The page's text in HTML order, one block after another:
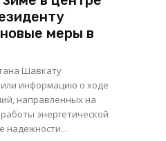
меры в
Шавкату
информацию о ходе
направленных на
энергетической
надежности...